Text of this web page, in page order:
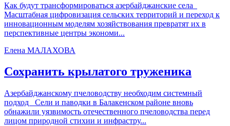
Как будут трансформироваться азербайджанские села
Масштабная цифровизация сельских территорий и переход к
инновационным моделям хозяйствования превратят их в
перспективные центры экономи...
Елена МАЛАХОВА
Сохранить крылатого труженика
Азербайджанскому пчеловодству необходим системный
подход Сели и паводки в Балакенском районе вновь
обнажили уязвимость отечественного пчеловодства перед
лицом природной стихии и инфрастру...